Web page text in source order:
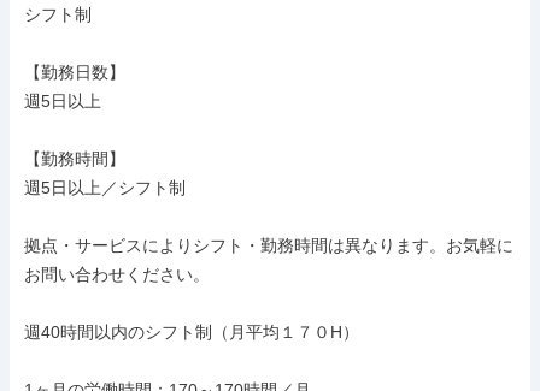
シフト制
【勤務日数】
週5日以上
【勤務時間】
週5日以上／シフト制
拠点・サービスによりシフト・勤務時間は異なります。お気軽に
お問い合わせください。
週40時間以内のシフト制（月平均１７０H）